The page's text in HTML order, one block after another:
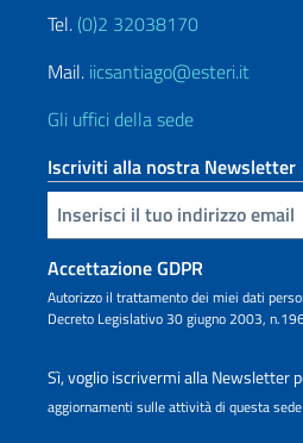
Tel. (0)2 32038170
Mail. iicsantiago@esteri.it
Gli uffici della sede
Iscriviti alla nostra Newsletter
Inserisci la tua email
Accettazione GDPR
Autorizzo il trattamento dei miei dati
Decreto Legislativo 30 giugno 2003,
Sì, voglio iscrivermi alla Newsletter
aggiornamenti sulle attività di questa sede